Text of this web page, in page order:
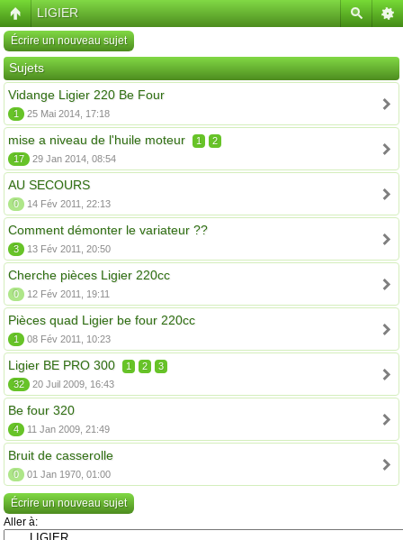
LIGIER
Écrire un nouveau sujet
Sujets
Vidange Ligier 220 Be Four
1 25 Mai 2014, 17:18
mise a niveau de l'huile moteur 1
2
17
29 Jan 2014, 08:54
AU SECOURS
0 14 Fév 2011, 22:13
Comment démonter le variateur ??
3 13 Fév 2011, 20:50
Cherche pièces Ligier 220cc
0 12 Fév 2011, 19:11
Pièces quad Ligier be four 220cc
1 08 Fév 2011, 10:23
Ligier BE PRO 300 1 2
3
32
20 Juil 2009, 16:43
Be four 320
4 11 Jan 2009, 21:49
Bruit de casserolle
0 01 Jan 1970, 01:00
Écrire un nouveau sujet
Aller à: